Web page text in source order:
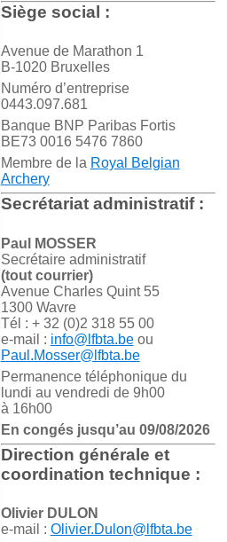
Siège social :
Avenue de Marathon 1
B-1020 Bruxelles
Numéro d’entreprise
0443.097.681
Banque BNP Paribas Fortis
BE73 0016 5476 7860
Membre de la Royal Belgian
Archery
Secrétariat administratif :
Paul MOSSER
Secrétaire administratif
(tout courrier)
Avenue Charles Quint 55
1300 Wavre
Tél : + 32 (0)2 318 55 00
e-mail : info@lfbta.beou
Paul.Mosser@lfbta.be
Permanence téléphonique du
lundi au vendredi de 9h00
à 16h00
En congés jusqu’au 09/08/2026
Direction générale et
coordination technique :
Olivier DULON
e-mail : Olivier.Dulon@lfbta.be